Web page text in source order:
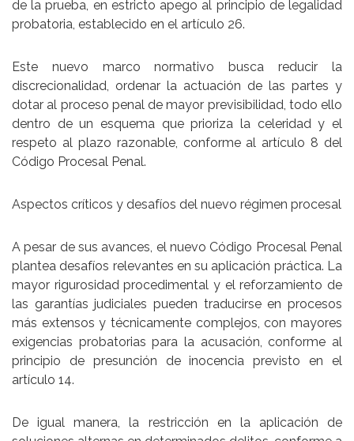
de la prueba, en estricto apego al principio de legalidad
probatoria, establecido en el artículo 26.
Este nuevo marco normativo busca reducir la
discrecionalidad, ordenar la actuación de las partes y
dotar al proceso penal de mayor previsibilidad, todo ello
dentro de un esquema que prioriza la celeridad y el
respeto al plazo razonable, conforme al artículo 8 del
Código Procesal Penal.
Aspectos críticos y desafíos del nuevo régimen procesal
A pesar de sus avances, el nuevo Código Procesal Penal
plantea desafíos relevantes en su aplicación práctica. La
mayor rigurosidad procedimental y el reforzamiento de
las garantías judiciales pueden traducirse en procesos
más extensos y técnicamente complejos, con mayores
exigencias probatorias para la acusación, conforme al
principio de presunción de inocencia previsto en el
artículo 14.
De igual manera, la restricción en la aplicación de